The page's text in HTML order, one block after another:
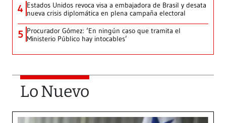
4 Estados Unidos revoca visa a embajadora de Brasil y desata
nueva crisis diplomática en plena campaña electoral
5 Procurador Gómez: ‘En ningún caso que tramita el
Ministerio Público hay intocables’
Lo Nuevo